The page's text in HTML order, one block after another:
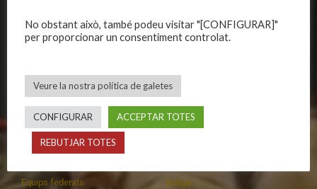
Política de privadesa
C.E. El Vilar
CALENDARIS
Primer Equip Masculí
Equips federats
INFORMACIONS
Botiga
No obstant això, també podeu visitar "[CONFIGURAR]"
per proporcionar un consentiment controlat.
Veure la nostra política de galetes
CONFIGURAR ACCEPTAR TOTES
REBUTJAR TOTES